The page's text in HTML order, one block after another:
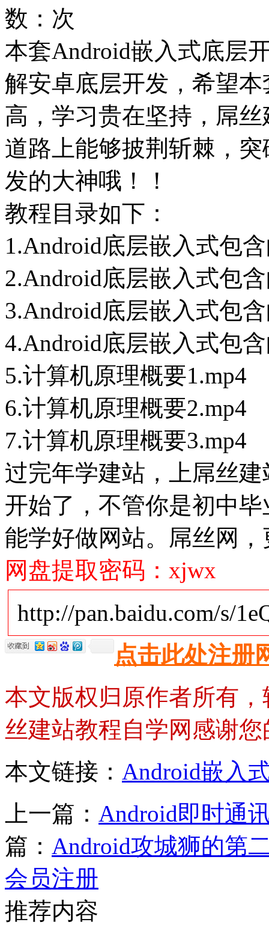
数： 次
本套Android嵌入式底层
解安卓底层开发，希望
高，学习贵在坚持，屌
道路上能够披荆斩棘，
发的大神哦！！
教程目录如下：
1.Android底层嵌入式包
2.Android底层嵌入式包
3.Android底层嵌入式包
4.Android底层嵌入式包
5.计算机原理概要1.mp4
6.计算机原理概要2.mp4
7.计算机原理概要3.mp4
过完年学建站，上屌丝
开始了，不管你是初中
能学好做网站。屌丝网
网盘提取密码：xjwx
http://pan.baidu.com/s/
点击此处注册
本文版权归原作者所有
丝建站教程自学网感谢
本文链接： Android嵌入
上一篇： Android即时通
篇： Android攻城狮的第
会员注册
推荐内容